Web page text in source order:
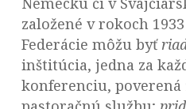
založené v rokoch
Federácie môžu byť
inštitúcia, jedna za
konferenciu, poverená